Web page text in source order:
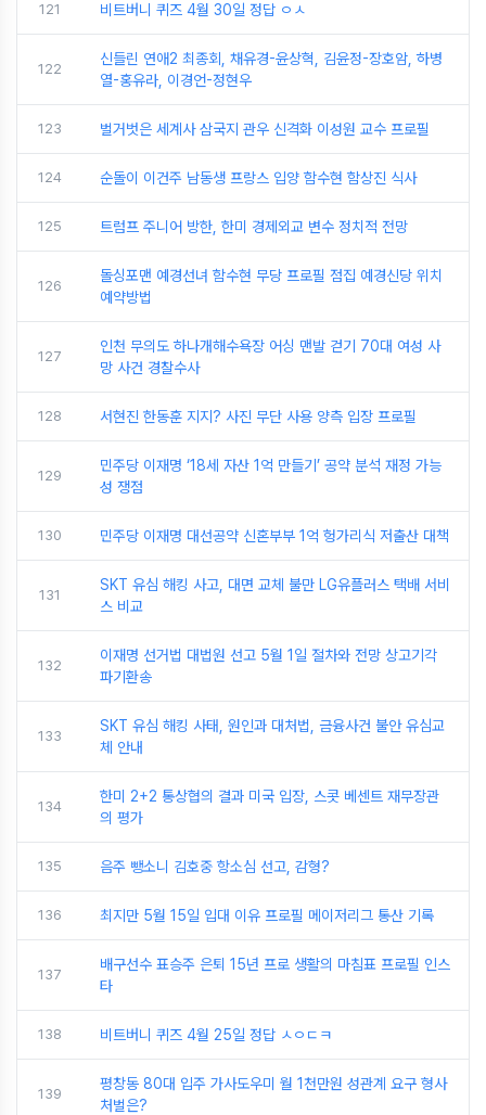
121 비트버니 퀴즈 4월 30일 정답 ㅇㅅ
122
신들린 연애2 최종회, 채유경-윤상혁, 김윤정-장호암, 하병
열-홍유라, 이경언-정현우
123 벌거벗은 세계사 삼국지 관우 신격화 이성원 교수 프로필
124 순돌이 이건주 남동생 프랑스 입양 함수현 함상진 식사
125 트럼프 주니어 방한, 한미 경제외교 변수 정치적 전망
126
돌싱포맨 예경선녀 함수현 무당 프로필 점집 예경신당 위치
예약방법
127
인천 무의도 하나개해수욕장 어싱 맨발 걷기 70대 여성 사
망 사건 경찰수사
128 서현진 한동훈 지지? 사진 무단 사용 양측 입장 프로필
129
민주당 이재명 ‘18세 자산 1억 만들기’ 공약 분석 재정 가능
성 쟁점
130 민주당 이재명 대선공약 신혼부부 1억 헝가리식 저출산 대책
131
SKT 유심 해킹 사고, 대면 교체 불만 LG유플러스 택배 서비
스 비교
132
이재명 선거법 대법원 선고 5월 1일 절차와 전망 상고기각
파기환송
133
SKT 유심 해킹 사태, 원인과 대처법, 금융사건 불안 유심교
체 안내
134
한미 2+2 통상협의 결과 미국 입장, 스콧 베센트 재무장관
의 평가
135 음주 뺑소니 김호중 항소심 선고, 감형?
136 최지만 5월 15일 입대 이유 프로필 메이저리그 통산 기록
137
배구선수 표승주 은퇴 15년 프로 생활의 마침표 프로필 인스
타
138 비트버니 퀴즈 4월 25일 정답 ㅅㅇㄷㅋ
139
평창동 80대 입주 가사도우미 월 1천만원 성관계 요구 형사
처벌은?